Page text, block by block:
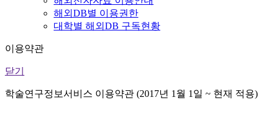
해외DB별 이용권한
대학별 해외DB 구독현황
이용약관
닫기
학술연구정보서비스 이용약관 (2017년 1월 1일 ~ 현재 적용)